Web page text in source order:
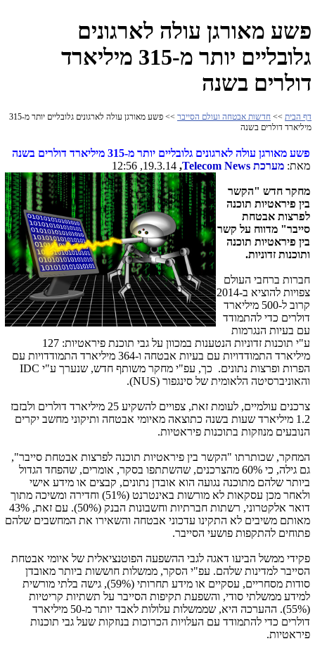
פשע מאורגן עולה לארגונים
גלובליים יותר מ-315 מיליארד
דולרים בשנה
דף הבית >> חדשות אבטחה ועולם הסייבר
>> פשע מאורגן עולה לארגונים גלובליים יותר מ-315
מיליארד דולרים בשנה
פשע מאורגן עולה לארגונים גלובליים יותר מ-315 מיליארד דולרים בשנה
מאת: מערכת Telecom News
,
19.3.14, 12:56
מחקר חדש "הקשר
בין פיראטיות תוכנה
לפרצות אבטחת
סייבר" מדווח על קשר
בין פיראטיות תוכנה
ותוכנות זדוניות.
חברות ברחבי העולם
צפויות להוציא ב-2014
קרוב ל-500 מיליארד
דולרים כדי להתמודד
עם בעיות הנגרמות
ע"י תוכנות זדוניות הנטענות במכוון על גבי תוכנת פיראטיות: 127
מיליארד התמודדויות עם בעיות אבטחה ו-364 מיליארד התמודדויות עם
הפרות ופרצות נתונים. כך, עפ"י מחקר משותף חדש, שנערך ע"י IDC
והאוניברסיטה הלאומית של סינגפור (NUS
).
צרכנים עולמיים, לעומת זאת, צפויים להשקיע 25 מיליארד דולרים ולבזבז
1.2 מיליארד שעות בשנה כתוצאה מאיומי אבטחה ותיקוני מחשב יקרים
הנובעים מנוזקות בתוכנות פיראטיות.
המחקר, שכותרתו "הקשר בין פיראטיות תוכנה לפרצות אבטחת סייבר",
גם גילה, כי 60% מהצרכנים, שהשתתפו בסקר, אומרים, שהפחד הגדול
ביותר שלהם מתוכנה נגועה הוא אובדן נתונים, קבצים או מידע אישי
ולאחר מכן עסקאות לא מורשות באינטרנט (51%) וחדירה ומשיכה מתוך
דואר אלקטרוני, רשתות חברתיות וחשבונות הבנק (50%). עם זאת, 43%
מאותם משיבים לא התקינו עדכוני אבטחה והשאירו את המחשבים שלהם
פתוחים להתקפות פושעי הסייבר.
פקידי ממשל הביעו דאגה לגבי ההשפעה הפוטנציאלית של איומי אבטחת
הסייבר למדינות שלהם. עפ"י הסקר, ממשלות חוששות ביותר מאובדן
סודות מסחריים, עסקיים או מידע תחרותי (59%), גישה בלתי מורשית
למידע ממשלתי סודי, והשפעת תקיפות הסייבר על תשתיות קריטיות
(55%). ההערכה היא, שממשלות עלולות לאבד יותר מ-50 מיליארד
דולרים כדי להתמודד עם העלויות הכרוכות בנוזקות שעל גבי תוכנות
פיראטיות.